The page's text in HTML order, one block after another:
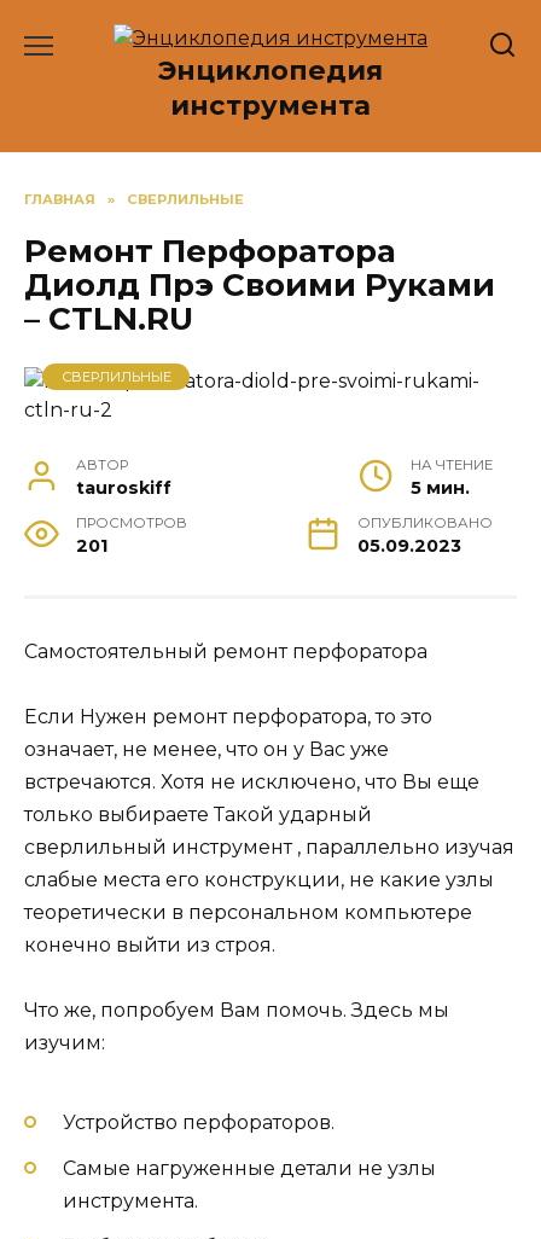
Энциклопедия
инструмента
ГЛАВНАЯ » СВЕРЛИЛЬНЫЕ
Ремонт Перфоратора
Диолд Прэ Своими Руками
– CTLN.RU
СВЕРЛИЛЬНЫЕ
АВТОР
tauroskiff
НА ЧТЕНИЕ
5 мин.
ПРОСМОТРОВ
201
ОПУБЛИКОВАНО
05.09.2023
Самостоятельный ремонт перфоратора
Если Нужен ремонт перфоратора, то это
означает, не менее, что он у Вас уже
встречаются. Хотя не исключено, что Вы еще
только выбираете Такой ударный
сверлильный инструмент , параллельно изучая
слабые места его конструкции, не какие узлы
теоретически в персональном компьютере
конечно выйти из строя.
Что же, попробуем Вам помочь. Здесь мы
изучим:
Устройство перфораторов.
Самые нагруженные детали не узлы
инструмента.